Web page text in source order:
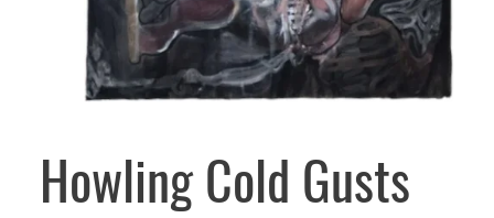
Howling Cold Gusts